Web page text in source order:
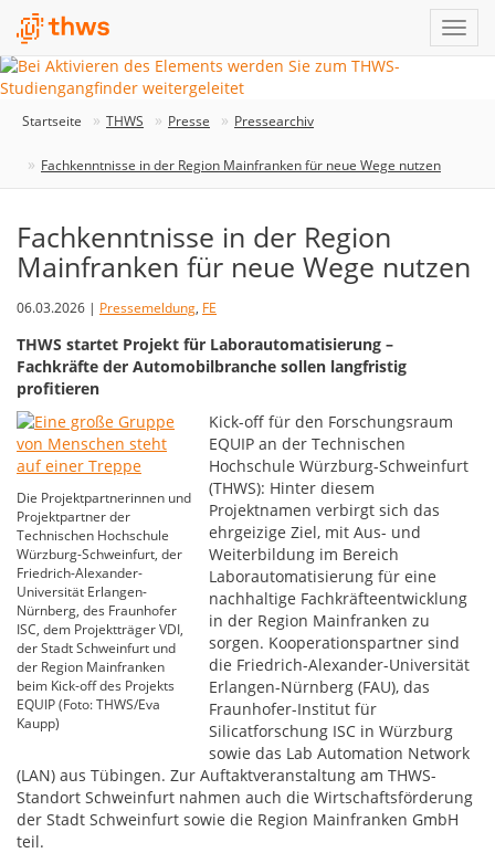
Startseite THWS Presse Pressearchiv
Fachkenntnisse in der Region Mainfranken für neue Wege nutzen
Fachkenntnisse in der Region
Mainfranken für neue Wege nutzen
06.03.2026 | Pressemeldung, FE
THWS startet Projekt für Laborautomatisierung –
Fachkräfte der Automobilbranche sollen langfristig
profitieren
Die Projektpartnerinnen und
Projektpartner der
Technischen Hochschule
Würzburg-Schweinfurt, der
Friedrich-Alexander-
Universität Erlangen-
Nürnberg, des Fraunhofer
ISC, dem Projektträger VDI,
der Stadt Schweinfurt und
der Region Mainfranken
beim Kick-off des Projekts
EQUIP (Foto: THWS/Eva
Kaupp)
Kick-off für den Forschungsraum
EQUIP an der Technischen
Hochschule Würzburg-Schweinfurt
(THWS): Hinter diesem
Projektnamen verbirgt sich das
ehrgeizige Ziel, mit Aus- und
Weiterbildung im Bereich
Laborautomatisierung für eine
nachhaltige Fachkräfteentwicklung
in der Region Mainfranken zu
sorgen. Kooperationspartner sind
die Friedrich-Alexander-Universität
Erlangen-Nürnberg (FAU), das
Fraunhofer-Institut für
Silicatforschung ISC in Würzburg
sowie das Lab Automation Network
(LAN) aus Tübingen. Zur Auftaktveranstaltung am THWS-
Standort Schweinfurt nahmen auch die Wirtschaftsförderung
der Stadt Schweinfurt sowie die Region Mainfranken GmbH
teil.